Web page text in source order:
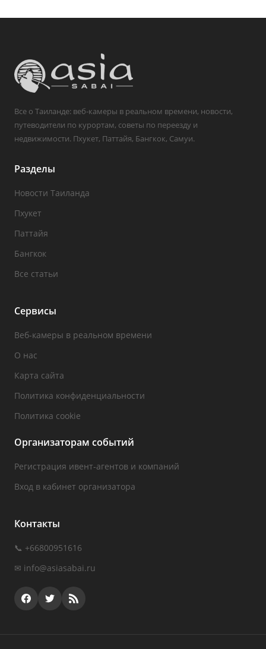
Все о Таиланде: веб-камеры в реальном времени, новости,
путеводители по курортам, советы по переезду и
недвижимости. Пхукет, Паттайя, Бангкок, Самуи.
Разделы
Новости Таиланда
Пхукет
Паттайя
Бангкок
Все статьи
Сервисы
Веб-камеры в реальном времени
О нас
Карта сайта
Политика конфиденциальности
Политика cookie
Организаторам событий
Регистрация ивент-агентов и компаний
Вход в кабинет организатора
Контакты
📞 +66800951616
✉ info@asiasabai.ru